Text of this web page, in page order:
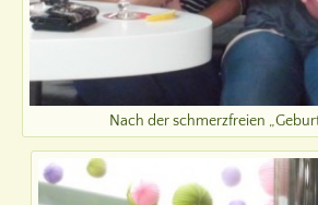
Nach der schmerzfreien